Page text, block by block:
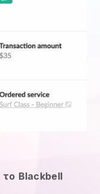
το Blackbell